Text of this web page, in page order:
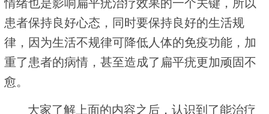
情绪也是影响扁平疣治疗效果的一个关键，所以
患者保持良好心态，同时要保持良好的生活规
律，因为生活不规律可降低人体的免疫功能，加
重了患者的病情，甚至造成了扁平疣更加顽固不
愈。
大家了解上面的内容之后，认识到了能治疗